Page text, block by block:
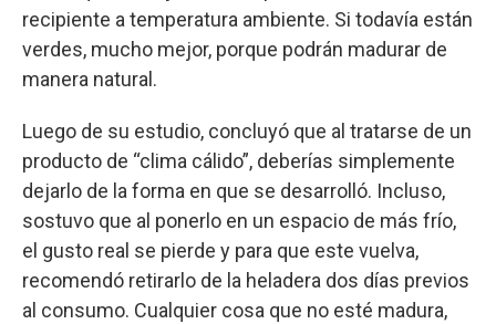
recipiente a temperatura ambiente. Si todavía están
verdes, mucho mejor, porque podrán madurar de
manera natural.
Luego de su estudio, concluyó que al tratarse de un
producto de “clima cálido”, deberías simplemente
dejarlo de la forma en que se desarrolló. Incluso,
sostuvo que al ponerlo en un espacio de más frío,
el gusto real se pierde y para que este vuelva,
recomendó retirarlo de la heladera dos días previos
al consumo. Cualquier cosa que no esté madura,